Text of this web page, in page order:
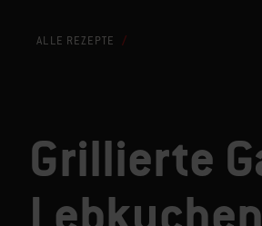
ALLE REZEPTE
Grillierte